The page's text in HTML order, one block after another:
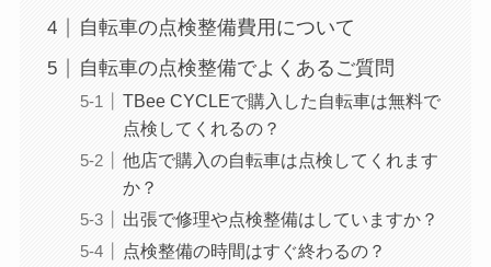
自転車の点検整備費用について
自転車の点検整備でよくあるご質問
TBee CYCLEで購入した自転車は無料で
点検してくれるの？
他店で購入の自転車は点検してくれます
か？
出張で修理や点検整備はしていますか？
点検整備の時間はすぐ終わるの？